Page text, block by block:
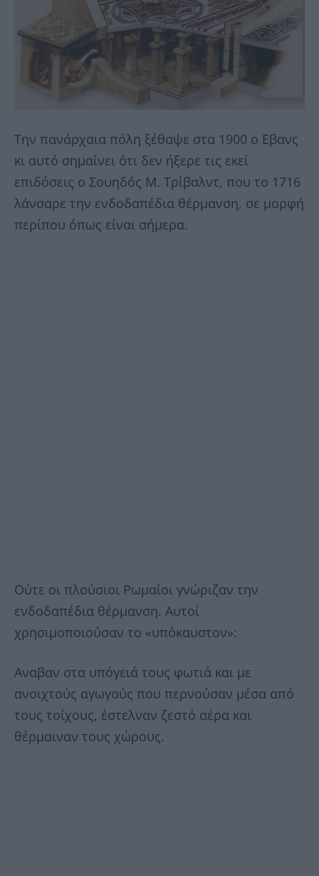
Την πανάρχαια πόλη ξέθαψε στα 1900 ο Εβανς
κι αυτό σημαίνει ότι δεν ήξερε τις εκεί
επιδόσεις ο Σουηδός Μ. Τρίβαλντ, που το 1716
λάνσαρε την ενδοδαπέδια θέρμανση, σε μορφή
περίπου όπως είναι σήμερα.
Ούτε οι πλούσιοι Ρωμαίοι γνώριζαν την
ενδοδαπέδια θέρμανση. Αυτοί
χρησιμοποιούσαν το «υπόκαυστον»:
Αναβαν στα υπόγειά τους φωτιά και με
ανοιχτούς αγωγούς που περνούσαν μέσα από
τους τοίχους, έστελναν ζεστό αέρα και
θέρμαιναν τους χώρους.